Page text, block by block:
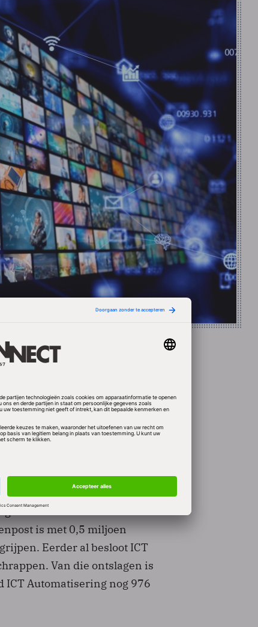
omzet met 30 procent
de grootste divisie, met 18,8
dan vorig jaar. De
een kwart slechter, vooral
2,9 miljoen euro in
voor de kosten van een
is met 0,5 miljoen
Eerder al besloot ICT
Van die ontslagen is
ICT Automatisering nog 976